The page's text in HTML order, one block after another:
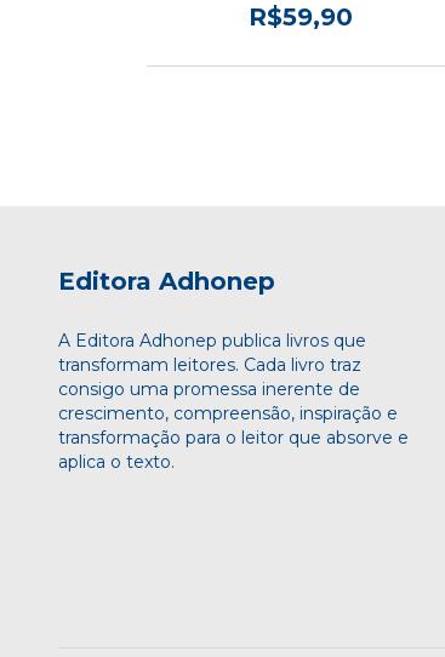
R$59,90
Editora Adhonep
A Editora Adhonep publica livros que
transformam leitores. Cada livro traz
consigo uma promessa inerente de
crescimento, compreensão, inspiração e
transformação para o leitor que absorve e
aplica o texto.